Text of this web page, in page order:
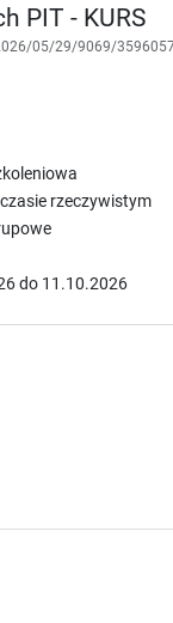
PIT - KURS
05/29/9069/
rzeczywistym
do 11.10.2026